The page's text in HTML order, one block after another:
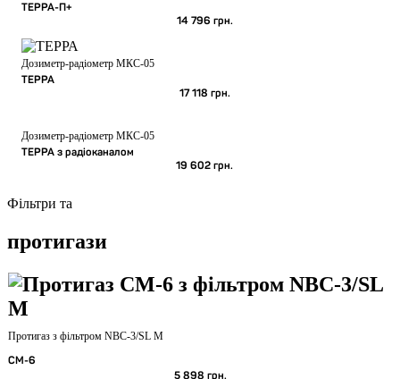
ТЕРРА-П+
14 796 грн.
Дозиметр-радіометр МКС-05
ТЕРРА
17 118 грн.
Дозиметр-радіометр МКС-05
ТЕРРА з радіоканалом
19 602 грн.
Фільтри та
протигази
Протигаз з фільтром NBC-3/SL M
СМ-6
5 898 грн.